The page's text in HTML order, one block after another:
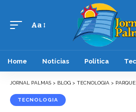
Font
Aa
Home Notícias Política
JORNAL PALMAS > BLOG > TECNOLOGIA > PARQUE
TECNOLOGIA